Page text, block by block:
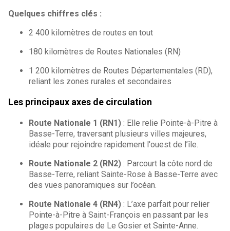
Quelques chiffres clés :
2 400 kilomètres de routes en tout
180 kilomètres de Routes Nationales (RN)
1 200 kilomètres de Routes Départementales (RD),
reliant les zones rurales et secondaires
Les principaux axes de circulation
Route Nationale 1 (RN1) : Elle relie Pointe-à-Pitre à
Basse-Terre, traversant plusieurs villes majeures,
idéale pour rejoindre rapidement l'ouest de l’île.
Route Nationale 2 (RN2) : Parcourt la côte nord de
Basse-Terre, reliant Sainte-Rose à Basse-Terre avec
des vues panoramiques sur l’océan.
Route Nationale 4 (RN4) : L’axe parfait pour relier
Pointe-à-Pitre à Saint-François en passant par les
plages populaires de Le Gosier et Sainte-Anne.